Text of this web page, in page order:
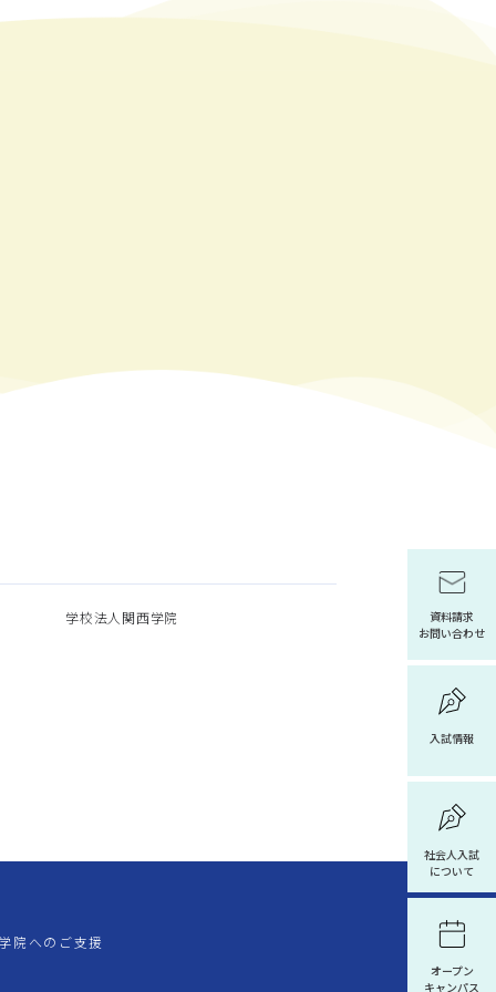
資料請求
お問い合わせ
入試情報
社会人入試
について
オープン
キャンパス
学校法人関西学院
院へのご支援